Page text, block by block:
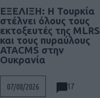
ΕΞΕΛΙΞΗ: H Τουρκία
στέλνει όλους τους
εκτοξευτές της MLRS
και τους πυραύλους
ATACMS στην
Ουκρανία
07/08/2026 17